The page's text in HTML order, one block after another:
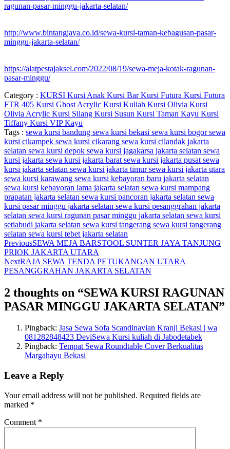
ragunan-pasar-minggu-jakarta-selatan/
http://www.bintangjaya.co.id/sewa-kursi-taman-kebagusan-pasar-
minggu-jakarta-selatan/
https://alatpestajaksel.com/2022/08/19/sewa-meja-kotak-ragunan-
pasar-minggu/
Category : KURSI Kursi Anak Kursi BarKursi Futura Kursi Futura
FTR 405 Kursi Ghost Acrylic Kursi Kuliah Kursi Olivia Kursi
Olivia Acrylic Kursi Silang Kursi Susun Kursi Taman Kayu Kursi
Tiffany Kursi VIP Kayu
Tags : sewa kursi bandung sewa kursi bekasi sewa kursi bogorsewa
kursi cikampek sewa kursi cikarang sewa kursi cilandak jakarta
selatan sewa kursi depok sewa kursi jagakarsa jakarta selatan sewa
kursi jakarta sewa kursi jakarta barat sewa kursi jakarta pusat sewa
kursi jakarta selatan sewa kursi jakarta timursewa kursi jakarta utara
sewa kursi karawang sewa kursi kebayoran baru jakarta selatan
sewa kursi kebayoran lama jakarta selatan sewa kursi mampang
prapatan jakarta selatan sewa kursi pancoran jakarta selatan sewa
kursi pasar minggu jakarta selatan sewa kursi pesanggrahan jakarta
selatan sewa kursi ragunan pasar minggu jakarta selatan sewa kursi
setiabudi jakarta selatan sewa kursi tangerang sewa kursi tangerang
selatan sewa kursi tebet jakarta selatan
PreviousSEWA MEJA BARSTOOL SUNTER JAYA TANJUNG
PRIOK JAKARTA UTARA
NextRAJA SEWA TENDA PETUKANGAN UTARA
PESANGGRAHAN JAKARTA SELATAN
2 thoughts on “SEWA KURSI RAGUNAN
PASAR MINGGU JAKARTA SELATAN”
Pingback: Jasa Sewa Sofa Scandinavian Kranji Bekasi | wa
081282848423 DeviSewa Kursi kuliah di Jabodetabek
Pingback: Tempat Sewa Roundtable Cover Berkualitas
Margahayu Bekasi
Leave a Reply
Your email address will not be published. Required fields are
marked *
Comment *